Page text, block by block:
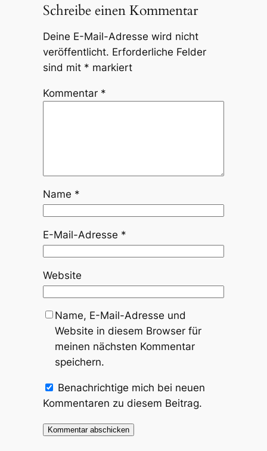
Schreibe einen Kommentar
Deine E-Mail-Adresse wird nicht
veröffentlicht. Erforderliche Felder
sind mit * markiert
Kommentar *
Name *
E-Mail-Adresse *
Website
Name, E-Mail-Adresse und
Website in diesem Browser für
meinen nächsten Kommentar
speichern.
Benachrichtige mich bei neuen
Kommentaren zu diesem Beitrag.